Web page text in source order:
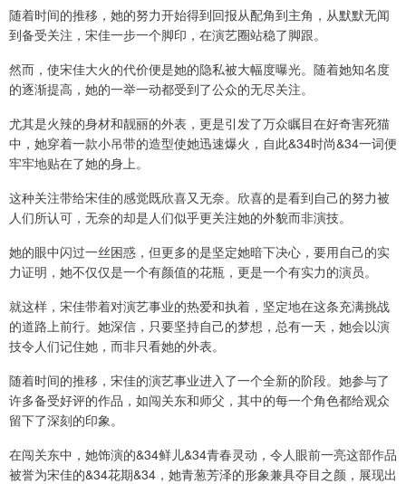
随着时间的推移，她的努力开始得到回报从配角到主角，从默默无闻
到备受关注，宋佳一步一个脚印，在演艺圈站稳了脚跟。
然而，使宋佳大火的代价便是她的隐私被大幅度曝光。随着她知名度
的逐渐提高，她的一举一动都受到了公众的无尽关注。
尤其是火辣的身材和靓丽的外表，更是引发了万众瞩目在好奇害死猫
中，她穿着一款小吊带的造型使她迅速爆火，自此&34时尚&34一词便
牢牢地贴在了她的身上。
这种关注带给宋佳的感觉既欣喜又无奈。欣喜的是看到自己的努力被
人们所认可，无奈的却是人们似乎更关注她的外貌而非演技。
她的眼中闪过一丝困惑，但更多的是坚定她暗下决心，要用自己的实
力证明，她不仅仅是一个有颜值的花瓶，更是一个有实力的演员。
就这样，宋佳带着对演艺事业的热爱和执着，坚定地在这条充满挑战
的道路上前行。她深信，只要坚持自己的梦想，总有一天，她会以演
技令人们记住她，而非只看她的外表。
随着时间的推移，宋佳的演艺事业进入了一个全新的阶段。她参与了
许多备受好评的作品，如闯关东和师父，其中的每一个角色都给观众
留下了深刻的印象。
在闯关东中，她饰演的&34鲜儿&34青春灵动，令人眼前一亮这部作品
被誉为宋佳的&34花期&34，她青葱芳泽的形象兼具夺目之颜，展现出